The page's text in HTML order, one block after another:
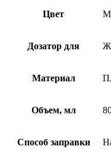
Цвет
Дозатор для
Материал
Объем, мл
Способ заправки